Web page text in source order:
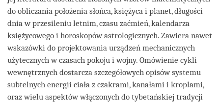
do obliczania położenia słońca, księżyca i planet, długości
dnia w przesileniu letnim, czasu zaćmień, kalendarza
księżycowego i horoskopów astrologicznych. Zawiera nawet
wskazówki do projektowania urządzeń mechanicznych
użytecznych w czasach pokoju i wojny. Omówienie cykli
wewnętrznych dostarcza szczegółowych opisów systemu
subtelnych energii ciała z czakrami, kanałami i kroplami,
oraz wielu aspektów włączonych do tybetańskiej tradycji